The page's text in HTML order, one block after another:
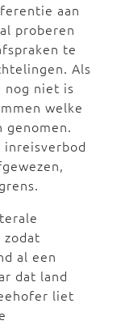
aan
proberen
te
Als
nog niet is
welke
genomen.
zodat
al een
dat land
liet